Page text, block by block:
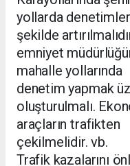
yollarda
şekilde
emniyet
mahalle yollarında
denetim yapmak
oluşturulmalı.
araçların trafikten
çekilmelidir. vb.
Trafik kazalarını